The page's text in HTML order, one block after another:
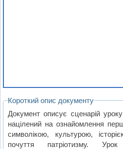
Короткий опис документу
Документ описує сценарій
націлений на ознайомлення
символікою, культурою,
почуття патріотизму.